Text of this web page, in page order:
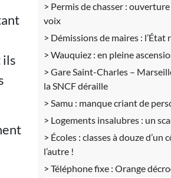
ils
Permis de chasser : ouverture
voix
Démissions de maires : l’État
Wauquiez : en pleine
Gare Saint-Charles –
la SNCF déraille
Samu : manque criant de
Logements insalubres : un
Écoles : classes à douze d’un
l’autre !
Téléphone fixe : Orange